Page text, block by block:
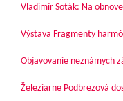
Vladimír Soták: Na
Výstava Fragmenty
Objavovanie neznámych
Železiarne Podbrezová